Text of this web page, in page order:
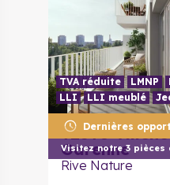
Dernières
Visitez notre 3 pièces
TVA réduite LMNP
LLI
LLI meublé
92390
Garenne
Rive Nature